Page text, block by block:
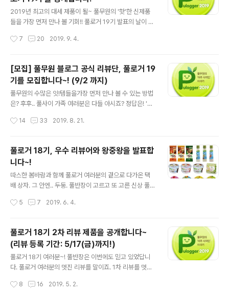
단해주시기를 바라며~! 풀로거 19기 1차 리뷰제품! 지금
공개합니다. . . . 하나. 포기하지 마라! 멈추지 마라!... 멈출
어도 한 번만 먹은 사람은 없다고 할 정도로 강한 중독성을
2019년 최고의 대세 제품이 될~ 풀무원의 '핫'한 신제품
들을 가장 먼저 만나 볼 기회!! 풀로거 19기 발표의 날이 밝
정을 담은 출사표를 남겨주셨는데요. 풀반장은 감동의 눈
답니다. 그리하여 결정된 풀로거 19기!! 풀무원에 대한 사
랑과 열정만 있다면 누구나 가능한 풀로거 19기에 선정된
그 영광의 주인공들을 지금 공개합니다!!! 강윤이님(yun~)
/ 김수진님(j67~) / 김영선님(dpd~) / 김은미님(emj~) /
김정민님(51j~) / 리리제이님(stop~) / 러블리민수님(jm
ab~) / 상큼이님(cls~) / 신..
7 20 2019. 9. 4.
[모집] 풀무원 블로그 공식 리뷰단, 풀로거 19
기를 모집합니다~! (9/2 까지)
풀무원의 수많은 잇!템들을가장 먼저 만나 볼 수 있는 방법
은? 후후.. 풀사이 가족 여러분은 다들 아시죠? 정답은! '풀
이야기'의 공식 리뷰단! 드디어~ '풀로거' 모집이 시작됐습
신제품들과 풀로거 활동 시기에 맞는 테마 제품들을 리뷰
제품으로 준비했구요. 꾸준히 블로그를 운영중인 분들이라
면 파워블로거가 아니어도 문제 없으니 부담갖지 마시고
신청 고고! 누구나 하고 싶고 누구나 될 수 있는 풀로거! 풀
로거에 도전하는 법은 간단해요~! 댓글로 "가장 좋아하는
남기면 끝! 그리고 이제 남은건 풀반장의 선택만 기다리면
14 33 2019. 8. 21.
풀로거 18기, 우수 리뷰어와 왕중왕을 발표합
니다~!
따스한 봄바람과 함께 풀로거 여러분의 곁으로 다가온 택
배 상자. 그 안엔.. 두둥. 풀반장이 고르고 또 고른 신상 풀무
제품들이었는데요. 역시나 큰 손 풀반장의 매직터치가 가
둘. 셋. 넷.... 헉! 무려 24종의 제품이!!! 심지어 리뷰를 위해
같은 제품이 여러개 들어있기도 했으니 택배 상자가 정~~
~말 무거우셨을듯 하네요. 후후. 그런 풀반장의 마음에 보
답하듯 열정적인 리뷰로 답해주신 풀로거 18기 여러분! 이
자리를 빌려 다시 한 번 고맙고. 감사하고. 사..사.. 좋아한다
편 꼼꼼히 살펴보고 보고 또 봤거든요! 보내주신 피드..
5 7 2019. 6. 4.
풀로거 18기 2차 리뷰 제품을 공개합니다~
(리뷰 등록 기간: 5/17(금)까지!)
풀로거 18기 여러분~! 풀반장은 이번에도 믿고 있었답니
다. 풀로거 여러분의 멋진 리뷰를 말이죠. 1차 리뷰를 멋지
1차 때 멋진 리뷰를 선사해주신 풀로거 18기 분들께 보답
8 16 2019. 5. 2.